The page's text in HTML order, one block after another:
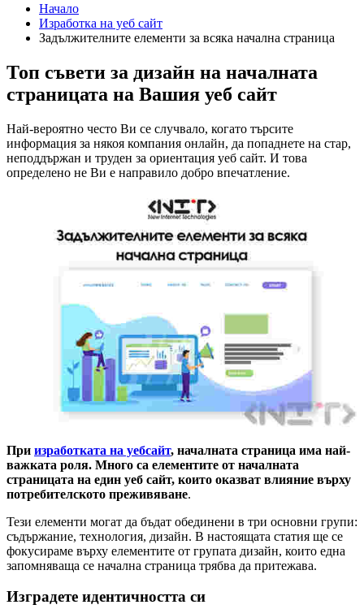
Начало
Изработка на уеб сайт
Задължителните елементи за всяка начална страница
Топ съвети за дизайн на началната
страницата на Вашия уеб сайт
Най-вероятно често Ви се случвало, когато търсите
информация за някоя компания онлайн, да попаднете на стар,
неподдържан и труден за ориентация уеб сайт. И това
определено не Ви е направило добро впечатление.
При изработката на уебсайт, началната страница има най-
важката роля. Много са елементите от началната
страницата на един уеб сайт, които оказват влияние върху
потребителското преживяване.
Тези елементи могат да бъдат обединени в три основни групи:
съдържание, технология, дизайн. В настоящата статия ще се
фокусираме върху елементите от групата дизайн, които една
запомняваща се начална страница трябва да притежава.
Изградете идентичността си